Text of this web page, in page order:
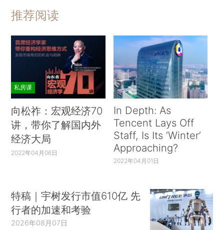
推荐阅读
私房课
向松祚：宏观经济70
讲，带你了解国内外
经济大局
2022年04月06日
In Depth: As
Tencent Lays Off
Staff, Is Its ‘Winter’
Approaching?
2022年04月01日
特稿｜宇树发行市值610亿 先
行者的加速和考验
2026年08月07日